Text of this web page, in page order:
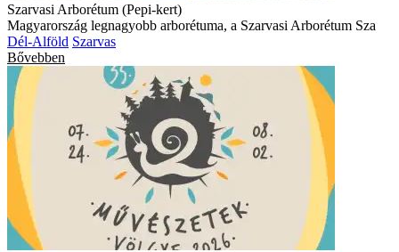
Szarvasi Arborétum (Pepi-kert)
Magyarország legnagyobb arborétuma, a Szarvasi Arborétum Sza
Dél-Alföld Szarvas
Bővebben